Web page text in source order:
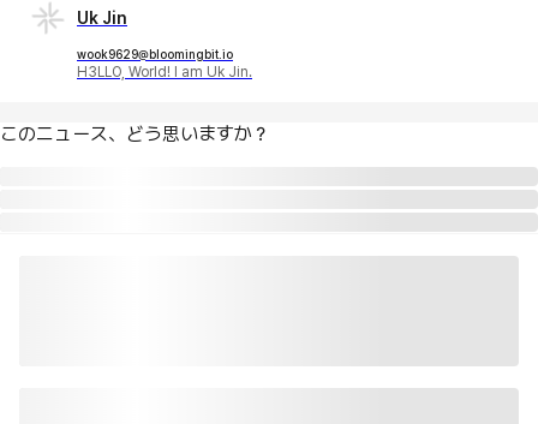
Uk Jin
wook9629@bloomingbit.io
H3LLO, World! I am Uk Jin.
このニュース、どう思いますか？